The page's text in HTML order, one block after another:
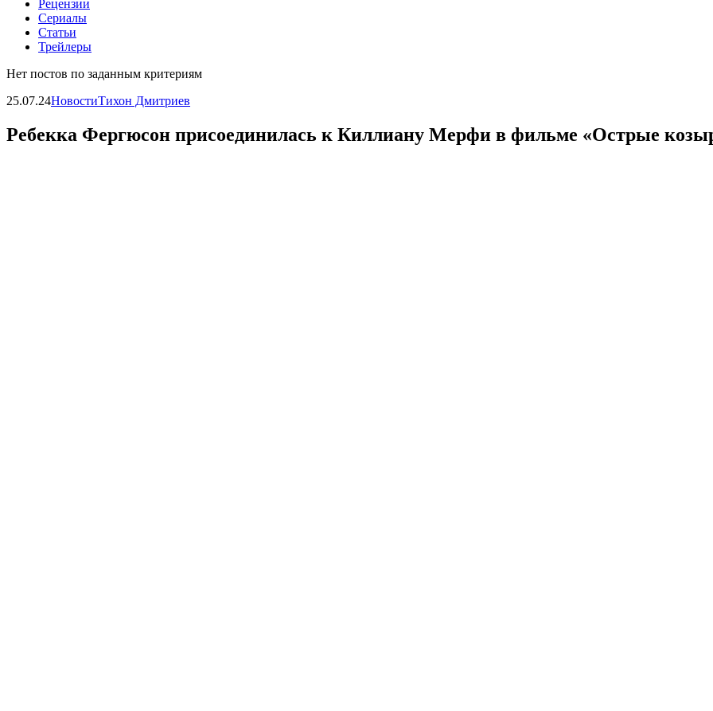
Рецензии
Сериалы
Статьи
Трейлеры
Нет постов по заданным критериям
25.07.24НовостиТихон Дмитриев
Ребекка Фергюсон присоединилась к Киллиану Мерфи в фильме «Острые